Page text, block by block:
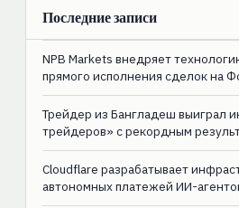
Последние записи
NPB Markets внедряет
прямого исполнения сделок на
Трейдер из Бангладеш выиграл
трейдеров» с рекордным
Cloudflare разрабатывает
автономных платежей ИИ-